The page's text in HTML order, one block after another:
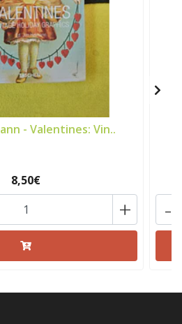
- Valentines: Vin..
8,50€
+ -